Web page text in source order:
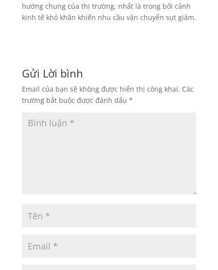
hướng chung của thị trường, nhất là trong bối cảnh
kinh tế khó khăn khiến nhu cầu vận chuyển sụt giảm.
Gửi Lời bình
Email của bạn sẽ không được hiển thị công khai. Các
trường bắt buộc được đánh dấu *